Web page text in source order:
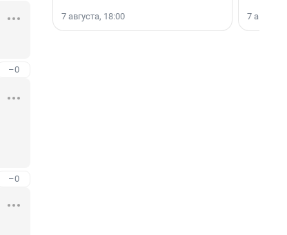
–0
–0
7 августа, 18:00 7